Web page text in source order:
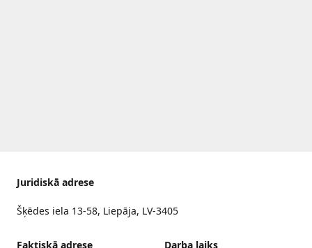
Juridiskā adrese
Šķēdes iela 13-58, Liepāja, LV-3405
Faktiskā adrese
Darba laiks